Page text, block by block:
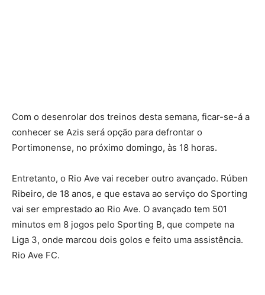
Com o desenrolar dos treinos desta semana, ficar-se-á a
conhecer se Azis será opção para defrontar o
Portimonense, no próximo domingo, às 18 horas.
Entretanto, o Rio Ave vai receber outro avançado. Rúben
Ribeiro, de 18 anos, e que estava ao serviço do Sporting
vai ser emprestado ao Rio Ave. O avançado tem 501
minutos em 8 jogos pelo Sporting B, que compete na
Liga 3, onde marcou dois golos e feito uma assistência.
Rio Ave FC.